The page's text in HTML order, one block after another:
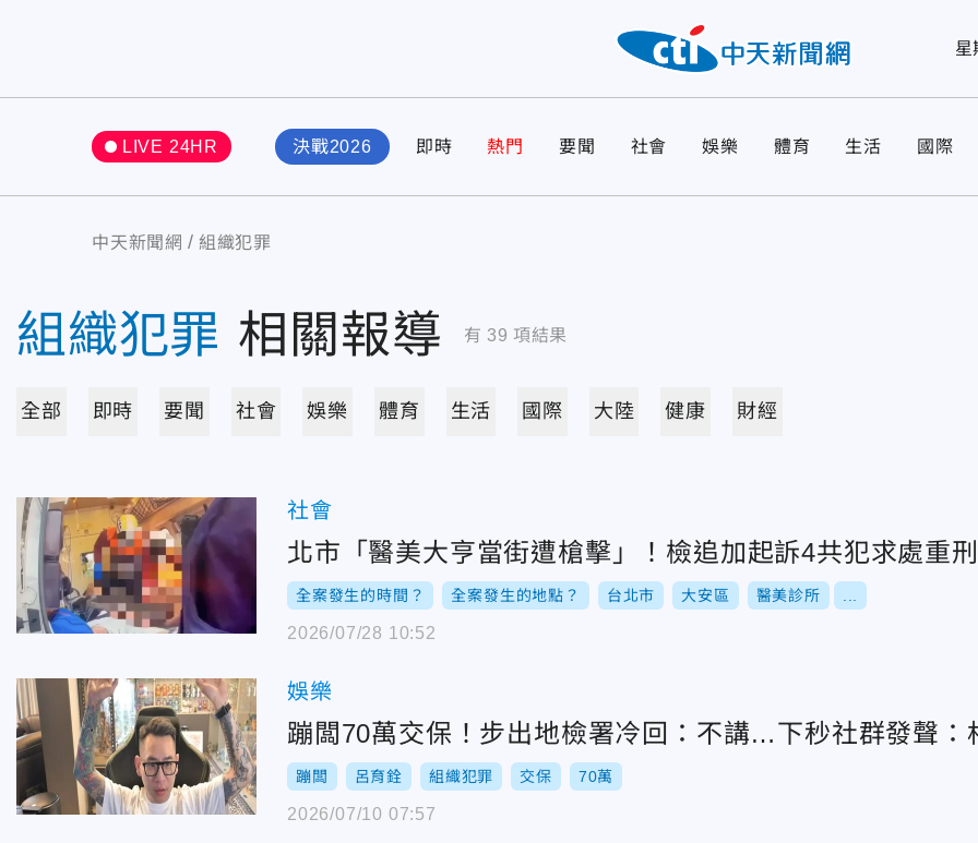
星
LIVE 24HR 決戰2026 即時 熱門 要聞 社會 娛樂 體育 生活 國際
中天新聞網 組織犯罪
組織犯罪 相關報導 有 39 項結果
全部 即時 要聞 社會 娛樂 體育 生活 國際 大陸 健康 財經
社會
北市「醫美大亨當街遭槍擊」！檢追加起訴4共犯求處重刑
全案發生的時間？ 全案發生的地點？ 台北市 大安區 醫美診所
2026/07/28 10:52
娛樂
蹦闆70萬交保！步出地檢署冷回：不講…下秒社群發聲：
蹦闆 呂育銓 組織犯罪 交保 70萬
2026/07/10 07:57